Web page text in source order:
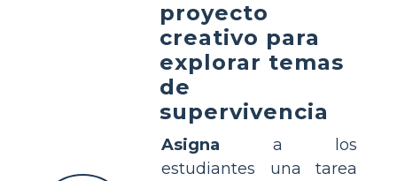
proyecto
creativo para
explorar temas
de
supervivencia
Asigna a los
estudiantes una tarea